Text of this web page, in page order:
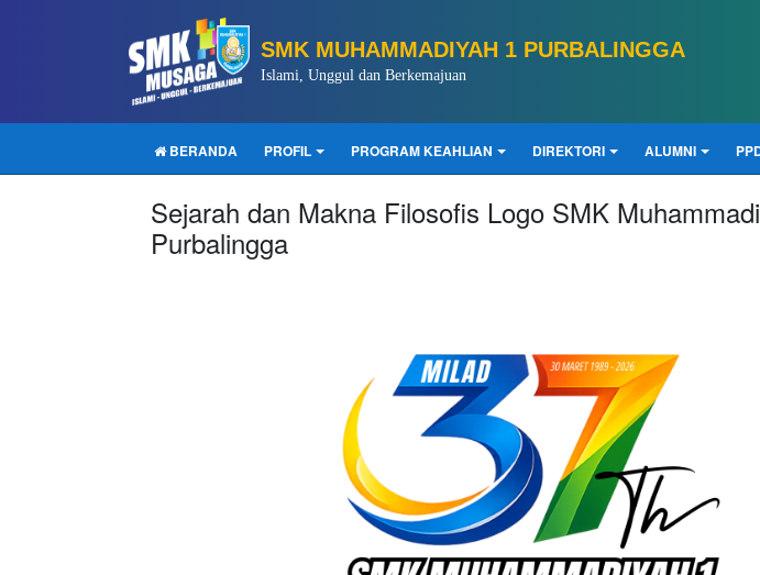
SMK MUHAMMADIYAH 1 PURBALINGGA
Islami, Unggul dan Berkemajuan
BERANDA PROFIL PROGRAM KEAHLIAN DIREKTORI ALUMNI
Sejarah dan Makna Filosofis Logo SMK
Purbalingga